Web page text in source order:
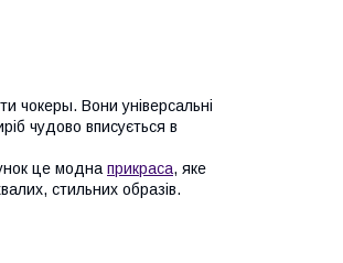
чокеры. Вони універсальні
чудово вписується в
це модна прикраса, яке
стильних образів.